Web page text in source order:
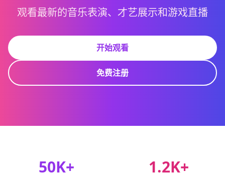
观看最新的音乐表演、才艺展示和游戏直播
开始观看
免费注册
50K+ 1.2K+